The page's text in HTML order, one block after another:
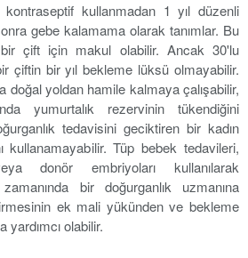
kontraseptif kullanmadan 1 yıl düzenli
gebe kalamama olarak tanımlar. Bu
çift için makul olabilir. Ancak 30'lu
çiftin bir yıl bekleme lüksü olmayabilir.
doğal yoldan hamile kalmaya çalışabilir,
yumurtalık rezervinin tükendiğini
tedavisini geciktiren bir kadın
kullanamayabilir. Tüp bebek tedavileri,
donör embriyoları kullanılarak
bir doğurganlık uzmanına
ek mali yükünden ve bekleme
yardımcı olabilir.